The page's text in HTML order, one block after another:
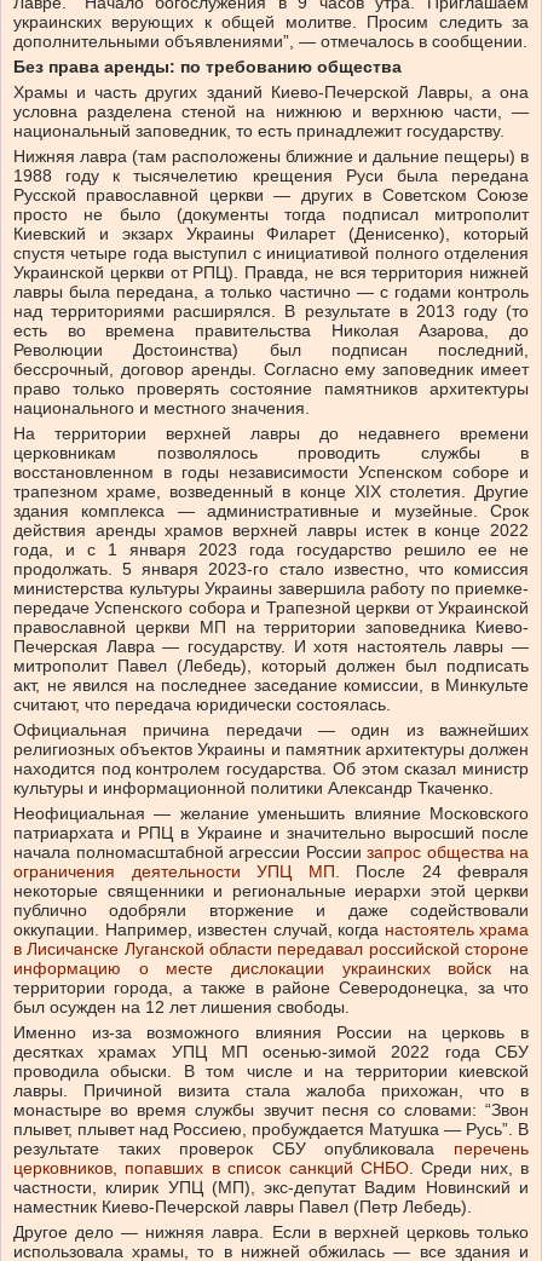
украинских верующих к общей молитве. Просим следить за
дополнительными объявлениями”, — отмечалось в сообщении.
Без права аренды: по требованию общества
Храмы и часть других зданий Киево-Печерской Лавры, а она
условна разделена стеной на нижнюю и верхнюю части, —
национальный заповедник, то есть принадлежит государству.
Нижняя лавра (там расположены ближние и дальние пещеры) в
1988 году к тысячелетию крещения Руси была передана
Русской православной церкви — других в Советском Союзе
просто не было (документы тогда подписал митрополит
Киевский и экзарх Украины Филарет (Денисенко), который
спустя четыре года выступил с инициативой полного отделения
Украинской церкви от РПЦ). Правда, не вся территория нижней
лавры была передана, а только частично — с годами контроль
над территориями расширялся. В результате в 2013 году (то
есть во времена правительства Николая Азарова, до
Революции Достоинства) был подписан последний,
бессрочный, договор аренды. Согласно ему заповедник имеет
право только проверять состояние памятников архитектуры
национального и местного значения.
На территории верхней лавры до недавнего времени
церковникам позволялось проводить службы в
восстановленном в годы независимости Успенском соборе и
трапезном храме, возведенный в конце ХІХ столетия. Другие
здания комплекса — административные и музейные. Срок
действия аренды храмов верхней лавры истек в конце 2022
года, и с 1 января 2023 года государство решило ее не
продолжать. 5 января 2023-го стало известно, что комиссия
министерства культуры Украины завершила работу по приемке-
передаче Успенского собора и Трапезной церкви от Украинской
православной церкви МП на территории заповедника Киево-
Печерская Лавра — государству. И хотя настоятель лавры —
митрополит Павел (Лебедь), который должен был подписать
акт, не явился на последнее заседание комиссии, в Минкульте
считают, что передача юридически состоялась.
Официальная причина передачи — один из важнейших
религиозных объектов Украины и памятник архитектуры должен
находится под контролем государства. Об этом сказал министр
культуры и информационной политики Александр Ткаченко.
Неофициальная — желание уменьшить влияние Московского
патриархата и РПЦ в Украине и значительно выросший после
начала полномасштабной агрессии России запрос общества на
ограничения деятельности УПЦ МП. После 24 февраля
некоторые священники и региональные иерархи этой церкви
публично одобряли вторжение и даже содействовали
оккупации. Например, известен случай, когда настоятель храма
в Лисичанске Луганской области передавал российской стороне
информацию о месте дислокации украинских войск на
территории города, а также в районе Северодонецка, за что
был осужден на 12 лет лишения свободы.
Именно из-за возможного влияния России на церковь в
десятках храмах УПЦ МП осенью-зимой 2022 года СБУ
проводила обыски. В том числе и на территории киевской
лавры. Причиной визита стала жалоба прихожан, что в
монастыре во время службы звучит песня со словами: “Звон
плывет, плывет над Россиею, пробуждается Матушка — Русь”. В
результате таких проверок СБУ опубликовала перечень
церковников, попавших в список санкций СНБО. Среди них, в
частности, клирик УПЦ (МП), экс-депутат Вадим Новинский и
наместник Киево-Печерской лавры Павел (Петр Лебедь).
Другое дело — нижняя лавра. Если в верхней церковь только
использовала храмы, то в нижней обжилась — все здания и